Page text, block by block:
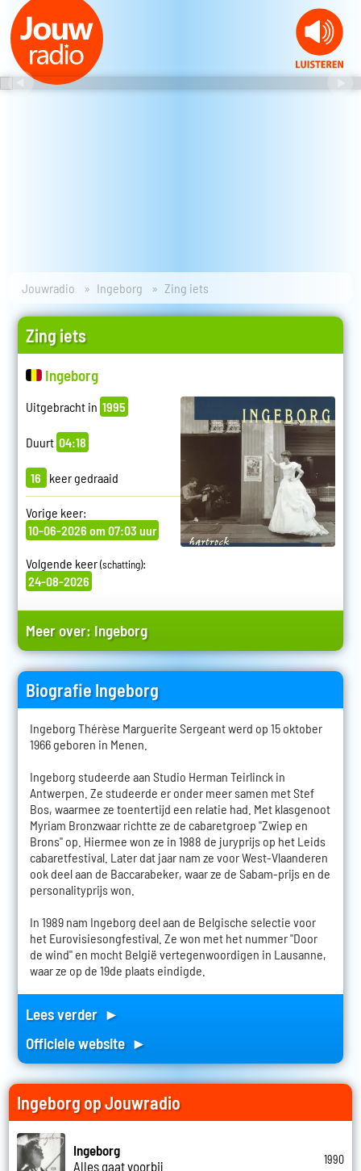
Jouwradio Ingeborg Zing iets
Zing iets
Ingeborg
Uitgebracht in 1995
Duurt 04:18
16 keer gedraaid
Vorige keer:
10-06-2026 om 07:03 uur
Volgende keer(schatting):
24-08-2026
Meer over: Ingeborg
Biografie Ingeborg
Ingeborg Thérèse Marguerite Sergeant werd op 15 oktober
1966 geboren in Menen.
Ingeborg studeerde aan Studio Herman Teirlinck in
Antwerpen. Ze studeerde er onder meer samen met Stef
Bos, waarmee ze toentertijd een relatie had. Met klasgenoot
Myriam Bronzwaar richtte ze de cabaretgroep "Zwiep en
Brons" op. Hiermee won ze in 1988 de juryprijs op het Leids
cabaretfestival. Later dat jaar nam ze voor West-Vlaanderen
ook deel aan de Baccarabeker, waar ze de Sabam-prijs en de
personalityprijs won.
In 1989 nam Ingeborg deel aan de Belgische selectie voor
het Eurovisiesongfestival. Ze won met het nummer "Door
de wind" en mocht België vertegenwoordigen in Lausanne,
waar ze op de 19de plaats eindigde.
Lees verder ►
Officiele website ►
Ingeborg op Jouwradio
Ingeborg
Alles gaat voorbij
1990